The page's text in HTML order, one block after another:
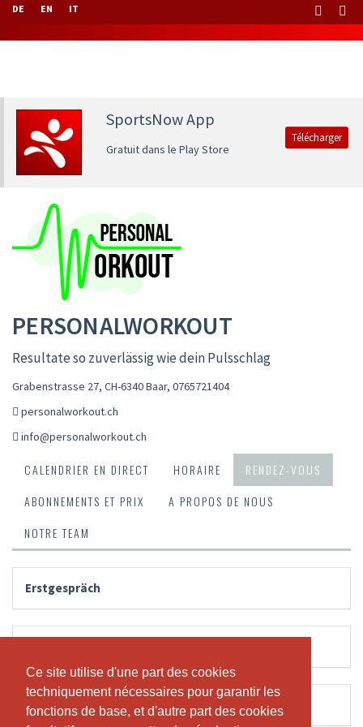
Ce site utilise d'une part des cookies
techniquement nécessaires pour garantir les
fonctions de base, et d'autre part des cookies
Ce site utilise d'une part des cookies
techniquement nécessaires pour garantir les
fonctions de base, et d'autre part des cookies
DE EN IT
SportsNow App
Gratuit dans le Play Store
Télécharger
PERSONALWORKOUT
Resultate so zuverlässig wie dein Pulsschlag
Grabenstrasse 27, CH-6340 Baar, 0765721404
personalworkout.ch
info@personalworkout.ch
CALENDRIER EN DIRECT HORAIRE
RENDEZ-VOUS
ABONNEMENTS ET PRIX
A PROPOS DE NOUS
NOTRE TEAM
Erstgespräch
Massage